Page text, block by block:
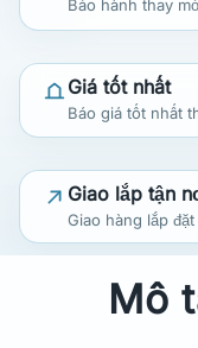
Bảo hành thay
Giá tốt nhất
Báo giá tốt nhất
Giao lắp tận
Giao hàng lắp
Mô